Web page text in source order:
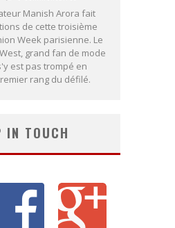
Manish Arora fait
de cette troisième
Week parisienne. Le
grand fan de mode
est pas trompé en
rang du défilé.
IN TOUCH